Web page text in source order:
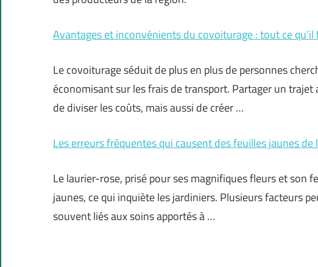
Avantages et inconvénients du covoiturage : tout ce
Le covoiturage séduit de plus en plus de personnes
économisant sur les frais de transport. Partager un
de diviser les coûts, mais aussi de créer …
Les erreurs fréquentes qui causent des feuilles jaunes
Le laurier-rose, prisé pour ses magnifiques fleurs et son
jaunes, ce qui inquiète les jardiniers. Plusieurs facteurs
souvent liés aux soins apportés à …